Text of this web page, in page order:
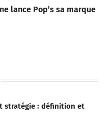
lance Pop’s sa marque
stratégie : définition et